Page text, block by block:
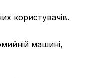
користувачів.
машині,